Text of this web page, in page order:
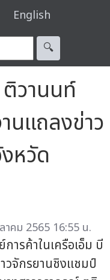
English
🔍︎
ติวานนท์
แถลงข่าว
หวัด
คม 2565 16:55 น.
ารค้าในเครือเอ็ม บี
จักรยานชิงแชมป์